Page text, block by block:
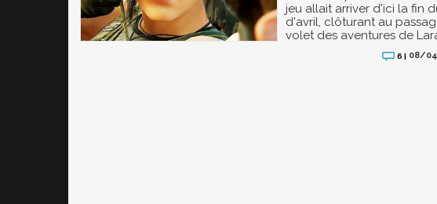
jeu allait arriver d'ici la fin
d'avril, clôturant au
volet des aventures de
6 | 08/